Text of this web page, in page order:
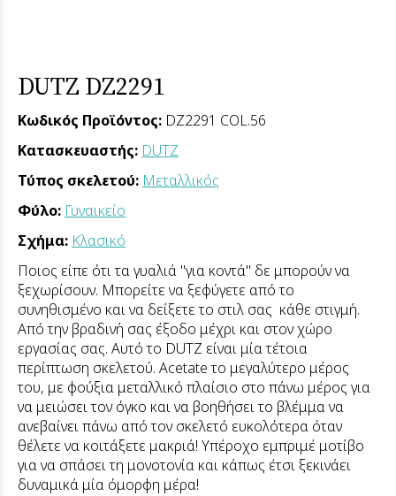
DUTZ DZ2291
Κωδικός Προϊόντος: DZ2291 COL.56
Κατασκευαστής: DUTZ
Τύπος σκελετού: Μεταλλικός
Φύλο: Γυναικείο
Σχήμα: Κλασικό
Ποιος είπε ότι τα γυαλιά "για κοντά" δε μπορούν να
ξεχωρίσουν. Μπορείτε να ξεφύγετε από το
συνηθισμένο και να δείξετε το στιλ σας κάθε στιγμή.
Από την βραδινή σας έξοδο μέχρι και στον χώρο
εργασίας σας. Αυτό το DUTZ είναι μία τέτοια
περίπτωση σκελετού. Acetate το μεγαλύτερο μέρος
του, με φούξια μεταλλικό πλαίσιο στο πάνω μέρος για
να μειώσει τον όγκο και να βοηθήσει το βλέμμα να
ανεβαίνει πάνω από τον σκελετό ευκολότερα όταν
θέλετε να κοιτάξετε μακριά! Υπέροχο εμπριμέ μοτίβο
για να σπάσει τη μονοτονία και κάπως έτσι ξεκινάει
δυναμικά μία όμορφη μέρα!